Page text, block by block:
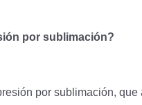
por sublimación?
por sublimación, que